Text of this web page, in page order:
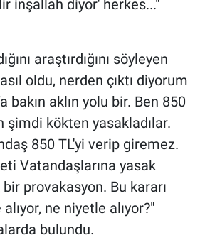
inşallah diyor' herkes..."
araştırdığını söyleyen
oldu, nerden çıktı diyorum
bakın aklın yolu bir. Ben 850
şimdi kökten yasakladılar.
850 TL'yi verip giremez.
Vatandaşlarına yasak
provakasyon. Bu kararı
ne niyetle alıyor?"
bulundu.